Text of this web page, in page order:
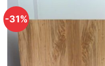
-31%